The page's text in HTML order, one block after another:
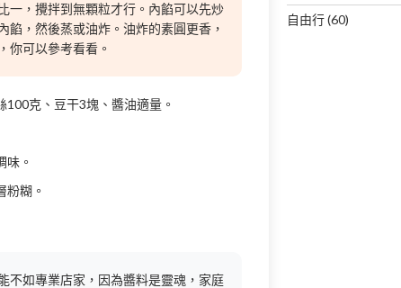
一，攪拌到無顆粒才行。內餡可以先炒
，然後蒸或油炸。油炸的素圓更香，
你可以參考看看。
克、豆干3塊、醬油適量。
味。
粉糊。
不如專業店家，因為醬料是靈魂，家庭
自由行(60)